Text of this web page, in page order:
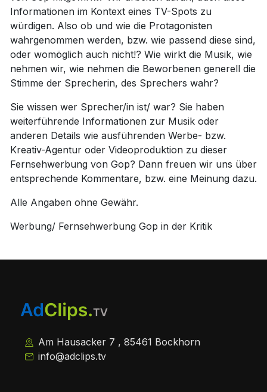
Informationen im Kontext eines TV-Spots zu
würdigen. Also ob und wie die Protagonisten
wahrgenommen werden, bzw. wie passend diese sind,
oder womöglich auch nicht!? Wie wirkt die Musik, wie
nehmen wir, wie nehmen die Beworbenen generell die
Stimme der Sprecherin, des Sprechers wahr?
Sie wissen wer Sprecher/in ist/ war? Sie haben
weiterführende Informationen zur Musik oder
anderen Details wie ausführenden Werbe- bzw.
Kreativ-Agentur oder Videoproduktion zu dieser
Fernsehwerbung von Gop? Dann freuen wir uns über
entsprechende Kommentare, bzw. eine Meinung dazu.
Alle Angaben ohne Gewähr.
Werbung/ Fernsehwerbung Gop in der Kritik
Am Hausacker 7 , 85461 Bockhorn
info@adclips.tv